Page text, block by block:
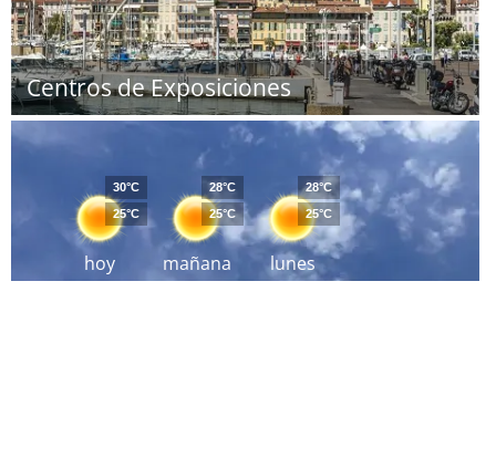
Centros de Exposiciones
hoy
30°C
25°C
mañana
28°C
25°C
lunes
28°C
25°C